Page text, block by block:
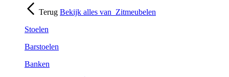
Terug Bekijk alles van Zitmeubelen
Stoelen
Barstoelen
Banken